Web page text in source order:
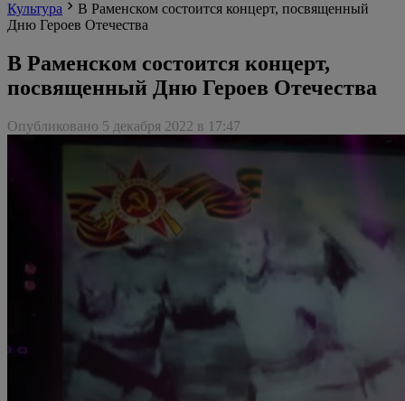
Культура
В Раменском состоится концерт, посвященный
Дню Героев Отечества
В Раменском состоится концерт,
посвященный Дню Героев Отечества
Опубликовано 5 декабря 2022 в 17:47